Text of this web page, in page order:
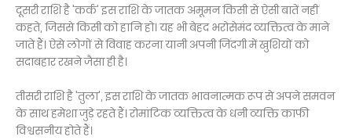
दूसरी राशि है 'कर्क' इस राशि के जातक अमूमन किसी से ऐसी बातें नहीं
कहते, जिससे किसी को हानि हो। यह भी बेहद भरोसेमंद व्यक्तित्व के माने
जाते हैं। ऐसे लोगों से विवाह करना यानी अपनी जिंदगी में खुशियों को
सदाबहार रखने जैसा ही है।
तीसरी राशि है 'तुला', इस राशि के जातक भावनात्मक रूप से अपने समवन
के साथ हमेशा जुड़े रहते हैं। रोमांटिक व्यक्तित्व के धनी व्यक्ति काफी
विश्वसनीय होते हैं।